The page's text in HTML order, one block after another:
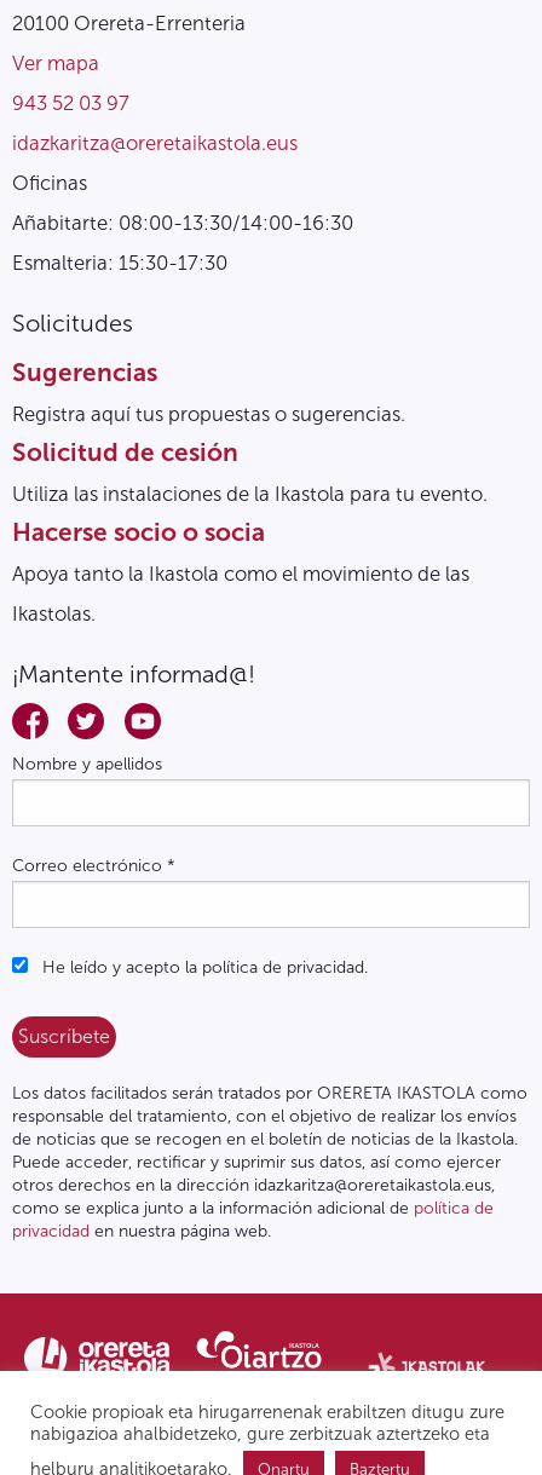
20100 Orereta-Errenteria
Ver mapa
943 52 03 97
idazkaritza@oreretaikastola.eus
Oficinas
Añabitarte: 08:00-13:30/14:00-16:30
Esmalteria: 15:30-17:30
Solicitudes
Sugerencias
Registra aquí tus propuestas o sugerencias.
Solicitud de cesión
Utiliza las instalaciones de la Ikastola para tu evento.
Hacerse socio o socia
Apoya tanto la Ikastola como el movimiento de las
Ikastolas.
¡Mantente informad@!
Nombre y apellidos
Correo electrónico *
He leído y acepto la política de privacidad.
Los datos facilitados serán tratados por ORERETA IKASTOLA como
responsable del tratamiento, con el objetivo de realizar los envíos
de noticias que se recogen en el boletín de noticias de la Ikastola.
Puede acceder, rectificar y suprimir sus datos, así como ejercer
otros derechos en la dirección idazkaritza@oreretaikastola.eus,
como se explica junto a la información adicional de política de
privacidad en nuestra página web.
Cookie propioak eta hirugarrenenak erabiltzen ditugu zure
nabigazioa ahalbidetzeko, gure zerbitzuak aztertzeko eta
helburu analitikoetarako.
Onartu Baztertu